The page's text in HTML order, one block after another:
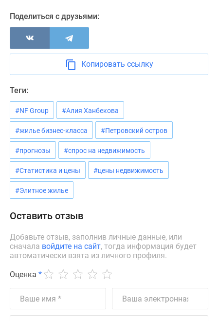
Поделиться с друзьями:
Копировать ссылку
Теги:
#NF Group #Алия Ханбекова
#жилье бизнес-класса #Петровский остров
#прогнозы #спрос на недвижимость
#Статистика и цены #цены недвижимость
#Элитное жилье
Оставить отзыв
Добавьте отзыв, заполнив личные данные, или
сначала войдите на сайт, тогда информация будет
автоматически взята из личного профиля.
Оценка *